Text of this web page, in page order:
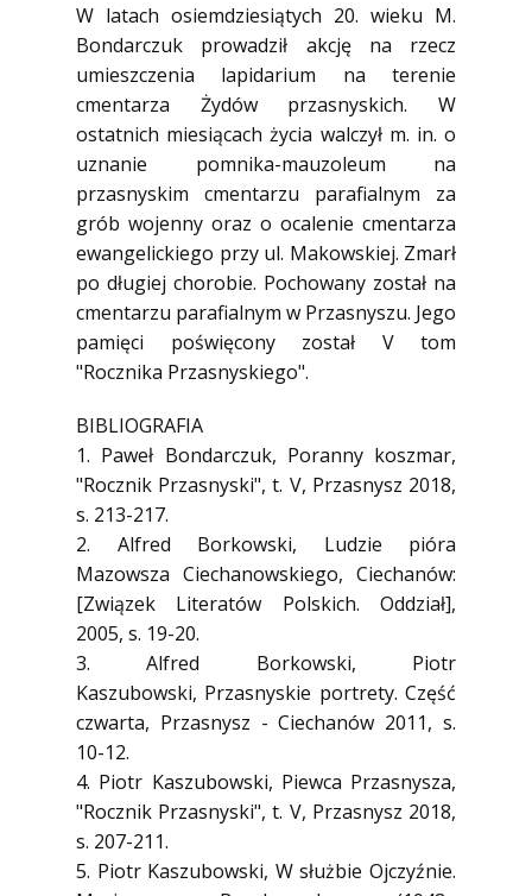
W latach osiemdziesiątych 20. wieku M.
Bondarczuk prowadził akcję na rzecz
umieszczenia lapidarium na terenie
cmentarza Żydów przasnyskich. W
ostatnich miesiącach życia walczył m. in. o
uznanie pomnika-mauzoleum na
przasnyskim cmentarzu parafialnym za
grób wojenny oraz o ocalenie cmentarza
ewangelickiego przy ul. Makowskiej. Zmarł
po długiej chorobie. Pochowany został na
cmentarzu parafialnym w Przasnyszu. Jego
pamięci poświęcony został V tom
"Rocznika Przasnyskiego".
BIBLIOGRAFIA
1. Paweł Bondarczuk, Poranny koszmar,
"Rocznik Przasnyski", t. V, Przasnysz 2018,
s. 213-217.
2. Alfred Borkowski, Ludzie pióra
Mazowsza Ciechanowskiego, Ciechanów:
[Związek Literatów Polskich. Oddział],
2005, s. 19-20.
3. Alfred Borkowski, Piotr
Kaszubowski, Przasnyskie portrety. Część
czwarta, Przasnysz - Ciechanów 2011, s.
10-12.
4. Piotr Kaszubowski, Piewca Przasnysza,
"Rocznik Przasnyski", t. V, Przasnysz 2018,
s. 207-211.
5. Piotr Kaszubowski, W służbie Ojczyźnie.